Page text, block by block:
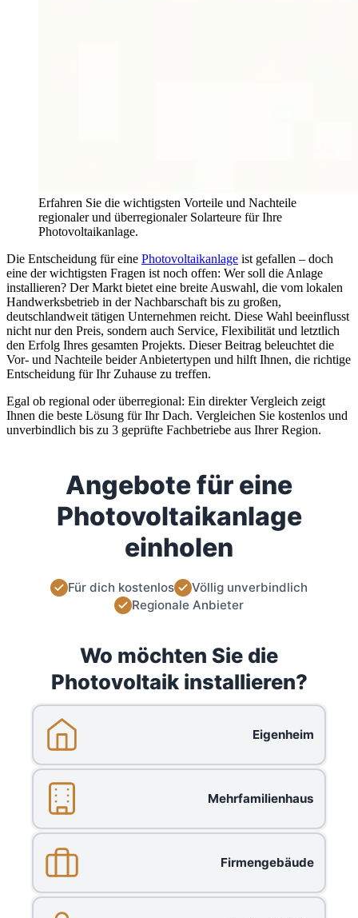
Erfahren Sie die wichtigsten Vorteile und Nachteile
regionaler und überregionaler Solarteure für Ihre
Photovoltaikanlage.
Die Entscheidung für eine Photovoltaikanlage ist gefallen – doch
eine der wichtigsten Fragen ist noch offen: Wer soll die Anlage
installieren? Der Markt bietet eine breite Auswahl, die vom lokalen
Handwerksbetrieb in der Nachbarschaft bis zu großen,
deutschlandweit tätigen Unternehmen reicht. Diese Wahl beeinflusst
nicht nur den Preis, sondern auch Service, Flexibilität und letztlich
den Erfolg Ihres gesamten Projekts. Dieser Beitrag beleuchtet die
Vor- und Nachteile beider Anbietertypen und hilft Ihnen, die richtige
Entscheidung für Ihr Zuhause zu treffen.
Egal ob regional oder überregional: Ein direkter Vergleich zeigt
Ihnen die beste Lösung für Ihr Dach. Vergleichen Sie kostenlos und
unverbindlich bis zu 3 geprüfte Fachbetriebe aus Ihrer Region.
Angebote für eine
Photovoltaikanlage
einholen
Für dich kostenlos
Völlig unverbindlich
Regionale Anbieter
Wo möchten Sie die
Photovoltaik installieren?
Eigenheim
Mehrfamilienhaus
Firmengebäude